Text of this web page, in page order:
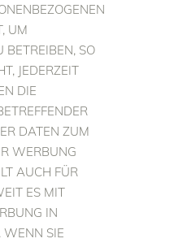
UM
BETREIBEN, SO
JEDERZEIT
DIE
DATEN ZUM
WERBUNG
AUCH FÜR
ES MIT
IN
WENN SIE